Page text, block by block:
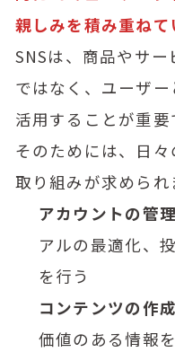
親しみを積み重ね
SNSは、商品やサ
ではなく、ユーザ
活用することが重要
そのためには、日
取り組みが求められ
アカウントの管理
アルの最適化、
を行う
コンテンツの作
価値のある情報